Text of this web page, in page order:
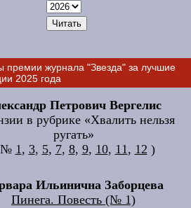
премии журнала "Звезда" за лучшие
2025 года
Петрович Вергелис
в рубрике «Хвалить нельзя
ругать»
№ 1, 3, 5, 7, 8, 9, 10, 11, 12 )
Ильинична Заборцева
Пинега. Повесть (№ 1)